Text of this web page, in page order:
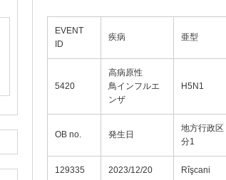
EVENT
ID
疾病 亜型
5420
高病原性
鳥インフルエ
ンザ
H5N1
OB no. 発生日
地方行政区
分1
129335 2023/12/20 Rîşcani